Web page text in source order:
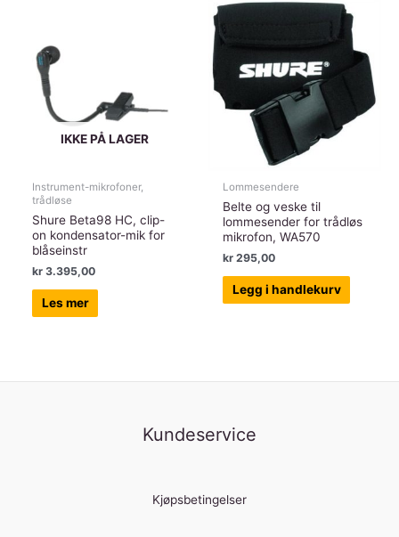
IKKE PÅ LAGER
Instrument-mikrofoner,
trådløse
Shure Beta98 HC, clip-
on kondensator-mik for
blåseinstr
kr 3.395,00
Les mer
Lommesendere
Belte og veske til
lommesender for trådløs
mikrofon, WA570
kr 295,00
Legg i handlekurv
Kundeservice
Kjøpsbetingelser